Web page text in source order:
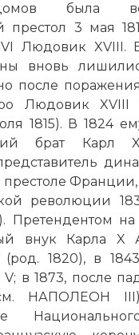
была
престол 3 мая
Людовик XVIII.
вновь
после
Людовик XVIII
1815). В 1824
брат Карл X
Франции,
революции
Претендентом на
внук Карла X
(род. 1820), в
в 1873, после
НАПОЛЕОН